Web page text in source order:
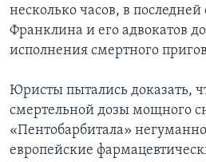
несколько часов, в
Франклина и его адвокатов
исполнения смертного
Юристы пытались доказать,
смертельной дозы мощного
«Пентобарбитала»
европейские